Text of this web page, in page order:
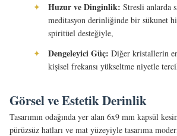
✦
Huzur ve Dinginlik: Stresli anlarda
meditasyon derinliğinde bir sükunet
spiritüel desteğiyle,
✦
Dengeleyici Güç: Diğer kristallerin
kişisel frekansı yükseltme niyetle
Görsel ve Estetik Derinlik
Tasarımın odağında yer alan 6x9 mm kapsül
pürüzsüz hatları ve mat yüzeyiyle tasarıma